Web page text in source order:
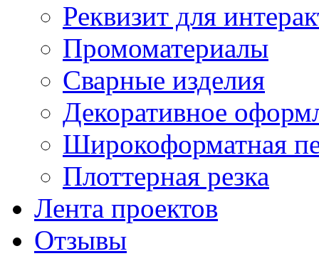
Реквизит для
Промоматериалы
Сварные изделия
Декоративное
Широкоформатная
Плоттерная резка
Лента проектов
Отзывы